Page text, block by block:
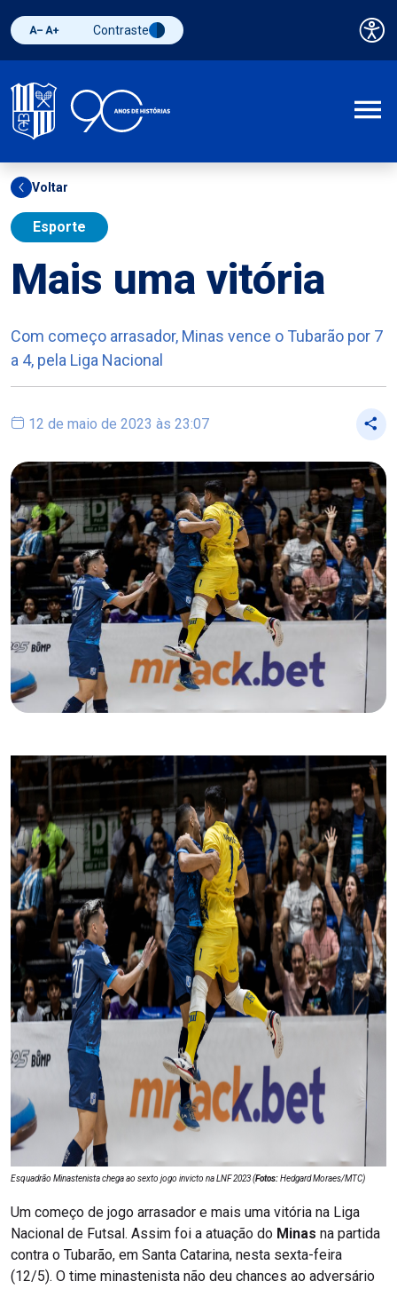
Diminuir fonte
Aumentar fonteAlternar contraste
Contraste
Voltar
Esporte
Mais uma vitória
Com começo arrasador, Minas vence o Tubarão por 7
a 4, pela Liga Nacional
12 de maio de 2023 às 23:07
Esquadrão Minastenista chega ao sexto jogo invicto na LNF 2023 (Fotos:Hedgard Moraes/MTC)
Um começo de jogo arrasador e mais uma vitória na Liga
Nacional de Futsal. Assim foi a atuação do Minas na partida
contra o Tubarão, em Santa Catarina, nesta sexta-feira
(12/5). O time minastenista não deu chances ao adversário